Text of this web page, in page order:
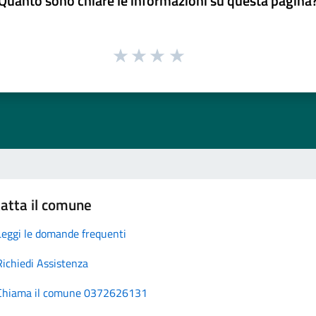
il comune
le domande frequenti
Assistenza
il comune 0372626131